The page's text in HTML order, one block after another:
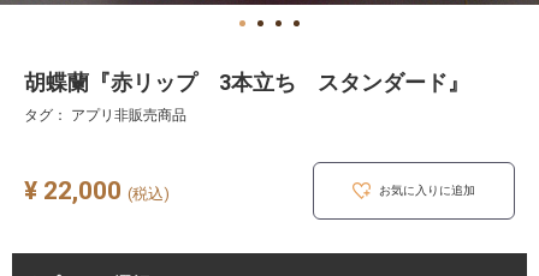
胡蝶蘭『赤リップ 3本立ち スタンダード』
タグ： アプリ非販売商品
¥ 22,000 (税込) お気に入りに追加